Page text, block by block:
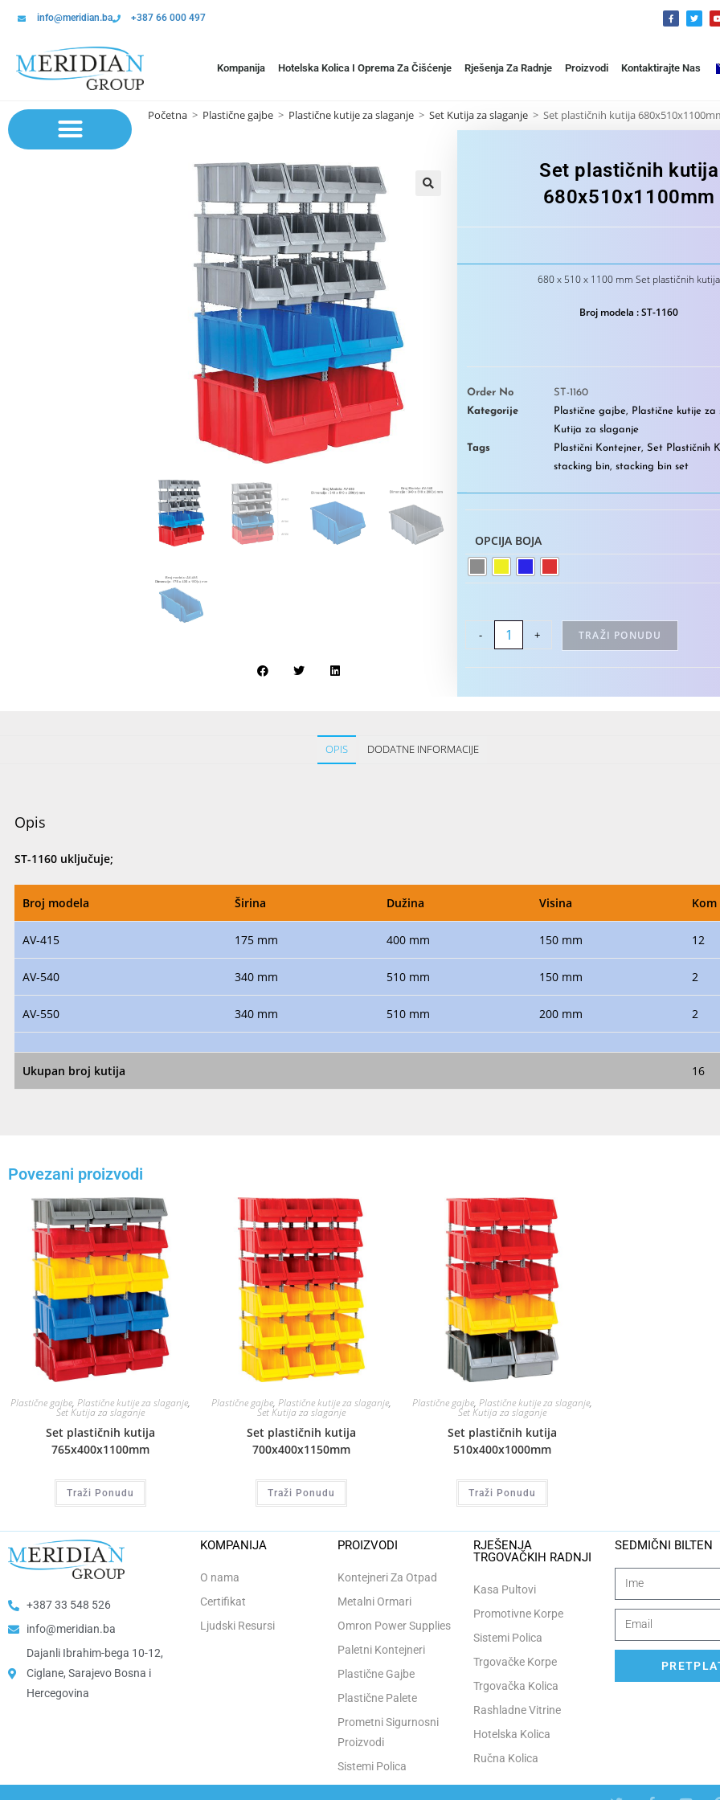
info@meridian.ba +387 66 000 497
Kompanija Hotelska Kolica I Oprema Za Čišćenje Rješenja Za Radnje Proizvodi Kontaktirajte Nas
Početna > Plastične gajbe > Plastične kutije za slaganje > Set Kutija za slaganje > Set plastičnih kutija
Set plastičnih kutija
680x510x1100mm
680 x 510 x 1100 mm Set plastičnih kutija
Broj modela : ST-1160
Order No
ST-1160
Kategorije
Plastične gajbe, Plastične kutije za
Kutija za slaganje
Tags
Plastični Kontejner, Set Plastičnih
stacking bin, stacking bin set
OPCIJA BOJA
- + TRAŽI PONUDU
OPIS DODATNE INFORMACIJE
Opis
ST-1160 uključuje;
Broj modela Širina Dužina Visina Kom
AV-415 175 mm 400 mm 150 mm 12
AV-540 340 mm 510 mm 150 mm 2
AV-550 340 mm 510 mm 200 mm 2
Ukupan broj kutija 16
Povezani proizvodi
Plastične gajbe, Plastične kutije za slaganje,
Set Kutija za slaganje
Set plastičnih kutija
765x400x1100mm
Traži Ponudu
Plastične gajbe, Plastične kutije za slaganje,
Set Kutija za slaganje
Set plastičnih kutija
700x400x1150mm
Traži Ponudu
Plastične gajbe, Plastične kutije za slaganje,
Set Kutija za slaganje
Set plastičnih kutija
510x400x1000mm
Traži Ponudu
+387 33 548 526
info@meridian.ba
Dajanli Ibrahim-bega 10-12,
Ciglane, Sarajevo Bosna i
Hercegovina​
KOMPANIJA
O nama
Certifikat
Ljudski Resursi
PROIZVODI
Kontejneri Za Otpad
Metalni Ormari
Omron Power Supplies
Paletni Kontejneri
Plastične Gajbe
Plastične Palete
Prometni Sigurnosni
Proizvodi
Sistemi Polica
RJEŠENJA
TRGOVAČKIH RADNJI
Kasa Pultovi
Promotivne Korpe
Sistemi Polica
Trgovačke Korpe
Trgovačka Kolica
Rashladne Vitrine
Hotelska Kolica
Ručna Kolica
SEDMIČNI BILTEN